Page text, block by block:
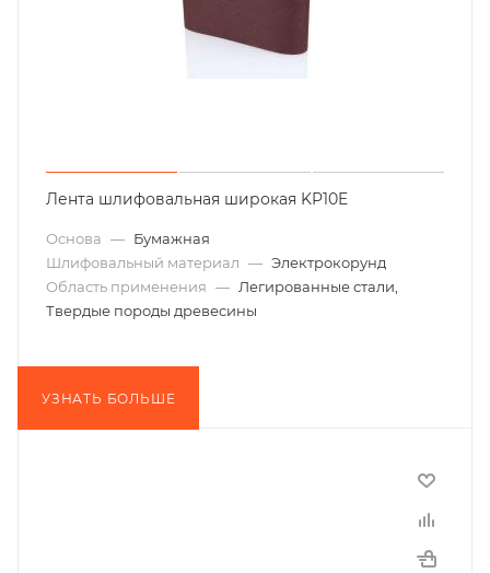
Лента шлифовальная широкая KP10E
Основа — Бумажная
Шлифовальный материал — Электрокорунд
Область применения — Легированные стали,
Твердые породы древесины
УЗНАТЬ БОЛЬШЕ